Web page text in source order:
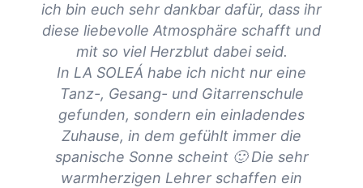
ich bin euch sehr dankbar dafür, dass ihr
diese liebevolle Atmosphäre schafft und
mit so viel Herzblut dabei seid.
In LA SOLEÁ habe ich nicht nur eine
Tanz-, Gesang- und Gitarrenschule
gefunden, sondern ein einladendes
Zuhause, in dem gefühlt immer die
spanische Sonne scheint 🙂 Die sehr
warmherzigen Lehrer schaffen ein